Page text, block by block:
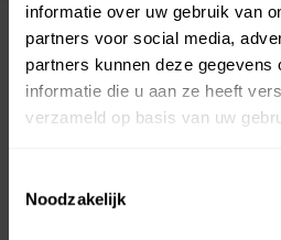
informatie over uw gebruik van
partners voor social media,
partners kunnen deze gegevens
informatie die u aan ze heeft
verzameld op basis van uw
Noodzakelijk
BEL +31318763900
VOOR INFORMATIE OF VRAGEN
INFO@GLASKONING.BE